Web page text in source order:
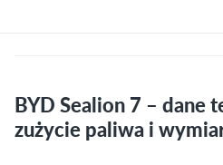
BYD Sealion 7 – dane
zużycie paliwa i